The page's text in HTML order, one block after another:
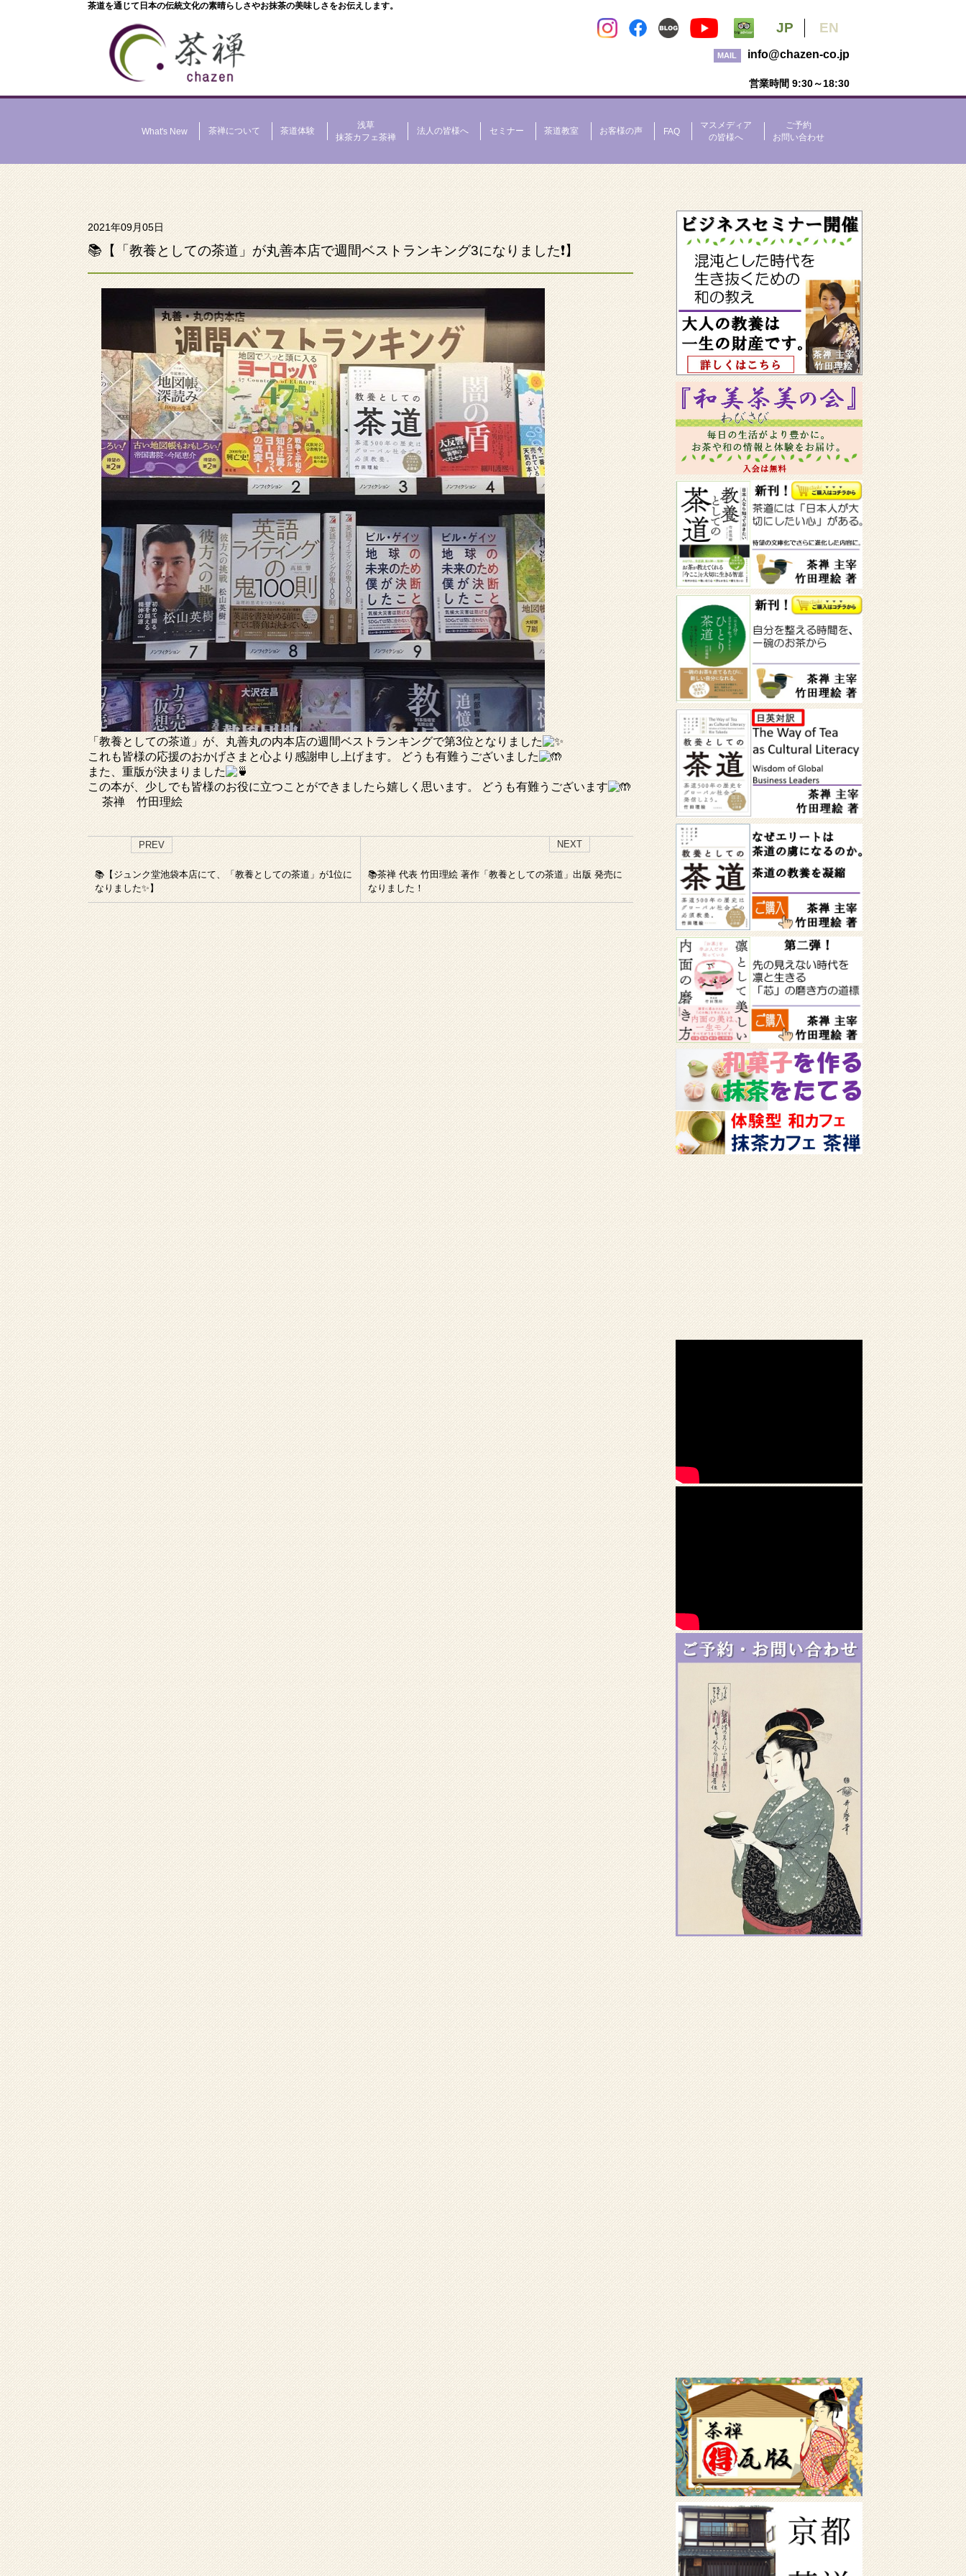
茶道を通じて日本の伝統文化の素晴らしさやお抹茶の美味しさをお伝えします。
JP EN
MAIL info@chazen-co.jp
営業時間 9:30～18:30
What's New 茶禅について 茶道体験
浅草
抹茶カフェ茶禅
法人の皆様へ セミナー 茶道教室 お客様の声 FAQ
マスメディア
の皆様へ
ご予約
お問い合わせ
2021年09月05日
📚【「教養としての茶道」が丸善本店で週間ベストランキング3になりました❗️】
「教養としての茶道」が、丸善丸の内本店の週間ベストランキングで第3位となりました
これも皆様の応援のおかげさまと心より感謝申し上げます。 どうも有難うございました
また、重版が決まりました
この本が、少しでも皆様のお役に立つことができましたら嬉しく思います。
どうも有難うございます
茶禅 竹田理絵
PREV
📚【ジュンク堂池袋本店にて、「教養としての茶道」が1位に
なりました✨】
NEXT
📚茶禅 代表 竹田理絵 著作「教養としての茶道」出版 発売に
なりました！